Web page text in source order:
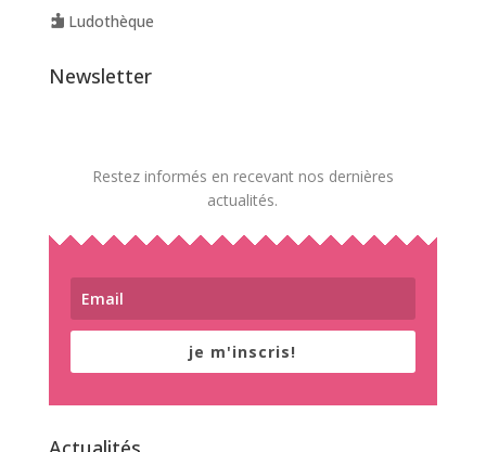
Ludothèque
Newsletter
Restez informés en recevant nos dernières
actualités.
je m'inscris!